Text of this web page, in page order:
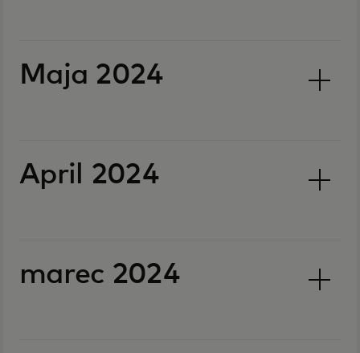
Maja 2024
April 2024
marec 2024